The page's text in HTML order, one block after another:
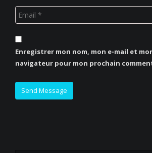
Enregistrer mon nom, mon e-mail et
navigateur pour mon prochain